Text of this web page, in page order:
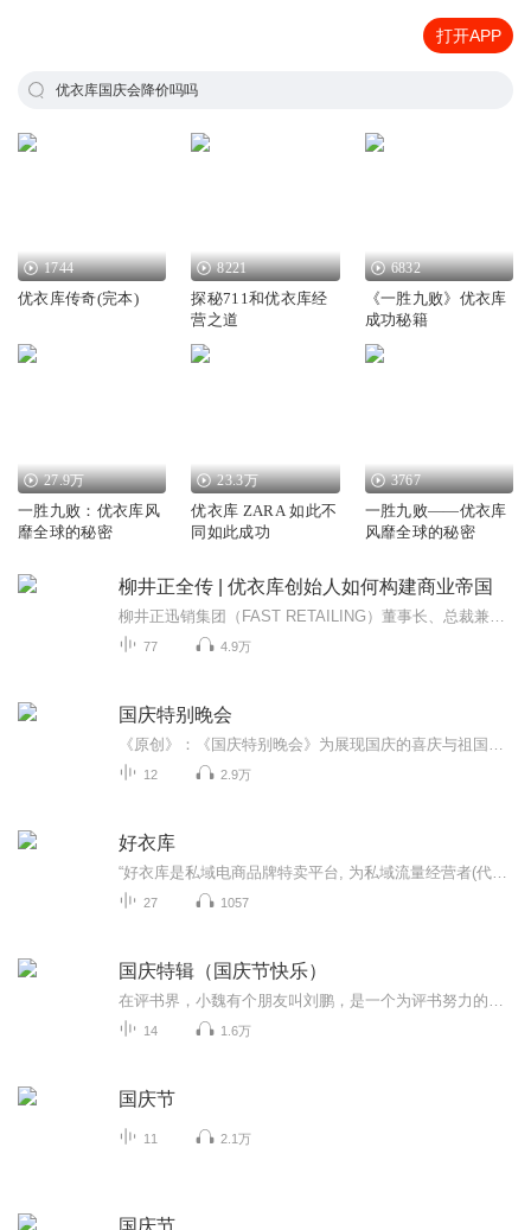
打开APP
优衣库国庆会降价吗吗
1744
优衣库传奇(完本)
8221
探秘711和优衣库经
营之道
6832
《一胜九败》优衣库
成功秘籍
27.9万
一胜九败：优衣库风
靡全球的秘密
23.3万
优衣库 ZARA 如此不
同如此成功
3767
一胜九败——优衣库
风靡全球的秘密
柳井正全传 | 优衣库创始人如何构建商业帝国
77 4.9万
国庆特别晚会
12 2.9万
好衣库
27 1057
国庆特辑（国庆节快乐）
14 1.6万
国庆节
11 2.1万
国庆节